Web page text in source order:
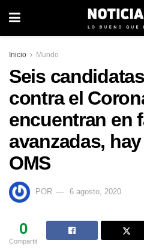
Inicio Mundo
Seis
contra el
encuentran en
avanzadas,
OMS
POR 6 agosto, 2020
0
Compartit